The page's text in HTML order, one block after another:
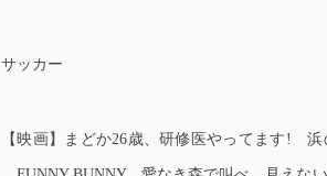
サッカー
【映画】まどか26歳、研修医やってます!